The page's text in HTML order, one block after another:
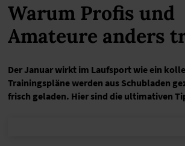
Warum Profis und
Amateure anders
Der Januar wirkt im Laufsport wie ein
Trainingspläne werden aus Schubladen
frisch geladen. Hier sind die ultimativen